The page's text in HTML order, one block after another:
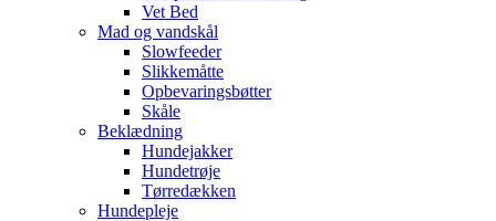
Vet Bed
Mad og vandskål
Slowfeeder
Slikkemåtte
Opbevaringsbøtter
Skåle
Beklædning
Hundejakker
Hundetrøje
Tørredækken
Hundepleje